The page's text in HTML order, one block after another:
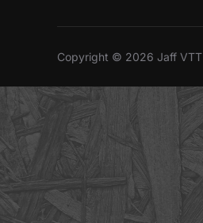
Copyright © 2026 Jaff VTT